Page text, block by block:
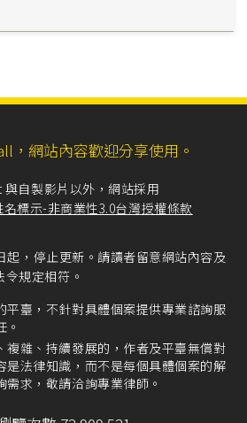
，網站內容歡迎分享使用。
與自製影片以外，網站採用
名標示-非商業性3.0台灣授權條款
起，停止更新。請讀者留意網站內容及
規定相符。
平臺，不針對具體個案提供專業諮詢服
複雜、持續發展的，作者及平臺無償對
是法律知識，而不是每個具體個案的解
求，敬請洽詢專業律師。